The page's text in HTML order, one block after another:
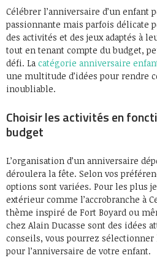
Célébrer l’anniversaire d’un enfant
passionnante mais parfois délicate
des activités et des jeux adaptés à
tout en tenant compte du budget,
défi. La catégorie anniversaire
une multitude d’idées pour rendre
inoubliable.
Choisir les activités en
budget
L’organisation d’un anniversaire
déroulera la fête. Selon vos
options sont variées. Pour les plus
extérieur comme l’accrobranche à
thème inspiré de Fort Boyard ou
chez Alain Ducasse sont des idées
conseils, vous pourrez
pour l’anniversaire de votre enfant.